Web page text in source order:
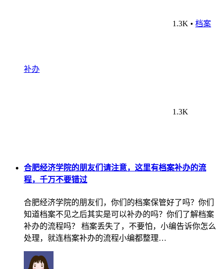
1.3K • 档案
补办
1.3K
合肥经济学院的朋友们请注意，这里有档案补办的流
程，千万不要错过
合肥经济学院的朋友们，你们的档案保管好了吗？你们
知道档案不见之后其实是可以补办的吗？你们了解档案
补办的流程吗？ 档案丢失了，不要怕，小编告诉你怎么
处理，就连档案补办的流程小编都整理…